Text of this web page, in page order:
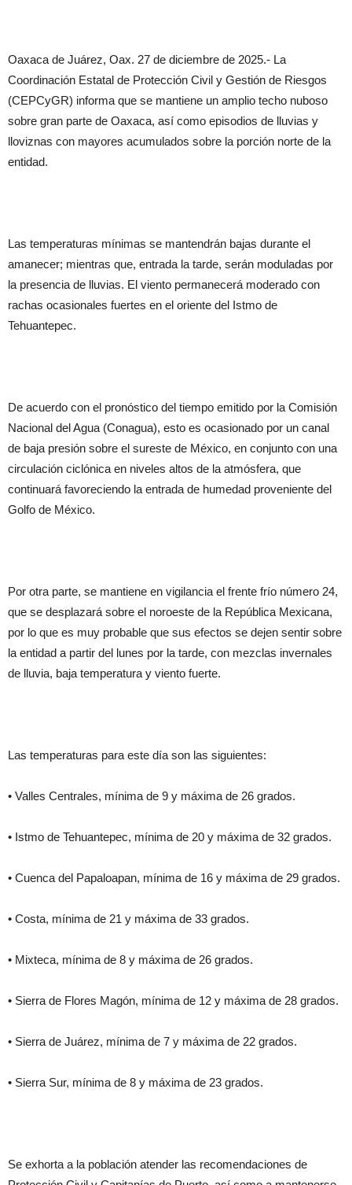
Oaxaca de Juárez, Oax. 27 de diciembre de 2025.- La
Coordinación Estatal de Protección Civil y Gestión de Riesgos
(CEPCyGR) informa que se mantiene un amplio techo nuboso
sobre gran parte de Oaxaca, así como episodios de lluvias y
lloviznas con mayores acumulados sobre la porción norte de la
entidad.
Las temperaturas mínimas se mantendrán bajas durante el
amanecer; mientras que, entrada la tarde, serán moduladas por
la presencia de lluvias. El viento permanecerá moderado con
rachas ocasionales fuertes en el oriente del Istmo de
Tehuantepec.
De acuerdo con el pronóstico del tiempo emitido por la Comisión
Nacional del Agua (Conagua), esto es ocasionado por un canal
de baja presión sobre el sureste de México, en conjunto con una
circulación ciclónica en niveles altos de la atmósfera, que
continuará favoreciendo la entrada de humedad proveniente del
Golfo de México.
Por otra parte, se mantiene en vigilancia el frente frío número 24,
que se desplazará sobre el noroeste de la República Mexicana,
por lo que es muy probable que sus efectos se dejen sentir sobre
la entidad a partir del lunes por la tarde, con mezclas invernales
de lluvia, baja temperatura y viento fuerte.
Las temperaturas para este día son las siguientes:
• Valles Centrales, mínima de 9 y máxima de 26 grados.
• Istmo de Tehuantepec, mínima de 20 y máxima de 32 grados.
• Cuenca del Papaloapan, mínima de 16 y máxima de 29 grados.
• Costa, mínima de 21 y máxima de 33 grados.
• Mixteca, mínima de 8 y máxima de 26 grados.
• Sierra de Flores Magón, mínima de 12 y máxima de 28 grados.
• Sierra de Juárez, mínima de 7 y máxima de 22 grados.
• Sierra Sur, mínima de 8 y máxima de 23 grados.
Se exhorta a la población atender las recomendaciones de